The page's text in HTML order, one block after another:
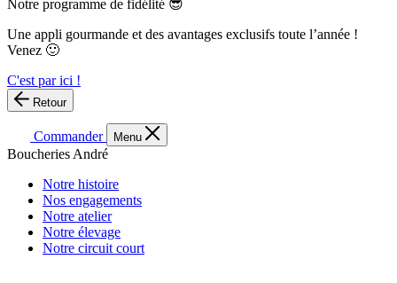
Notre programme de fidélité 😎
Une appli gourmande et des avantages exclusifs toute l’année !
Venez 🙂
C'est par ici !
Retour
Commander Menu
Boucheries André
Notre histoire
Nos engagements
Notre atelier
Notre élevage
Notre circuit court